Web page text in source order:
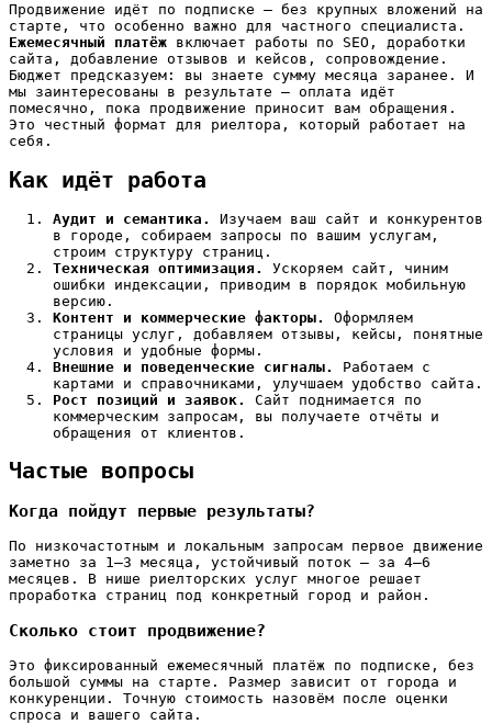
Продвижение идёт по подписке — без крупных вложений на
старте, что особенно важно для частного специалиста.
Ежемесячный платёж включает работы по SEO, доработки
сайта, добавление отзывов и кейсов, сопровождение.
Бюджет предсказуем: вы знаете сумму месяца заранее. И
мы заинтересованы в результате — оплата идёт
помесячно, пока продвижение приносит вам обращения.
Это честный формат для риелтора, который работает на
себя.
Как идёт работа
Аудит и семантика.
Изучаем ваш сайт и конкурентов
в городе, собираем запросы по вашим услугам,
строим структуру страниц.
Техническая оптимизация.
Ускоряем сайт, чиним
ошибки индексации, приводим в порядок мобильную
версию.
Контент и коммерческие факторы.
Оформляем
страницы услуг, добавляем отзывы, кейсы, понятные
условия и удобные формы.
Внешние и поведенческие сигналы.
Работаем с
картами и справочниками, улучшаем удобство сайта.
Рост позиций и заявок.
Сайт поднимается по
коммерческим запросам, вы получаете отчёты и
обращения от клиентов.
Частые вопросы
Когда пойдут первые результаты?
По низкочастотным и локальным запросам первое движение
заметно за 1–3 месяца, устойчивый поток — за 4–6
месяцев. В нише риелторских услуг многое решает
проработка страниц под конкретный город и район.
Сколько стоит продвижение?
Это фиксированный ежемесячный платёж по подписке, без
большой суммы на старте. Размер зависит от города и
конкуренции. Точную стоимость назовём после оценки
спроса и вашего сайта.